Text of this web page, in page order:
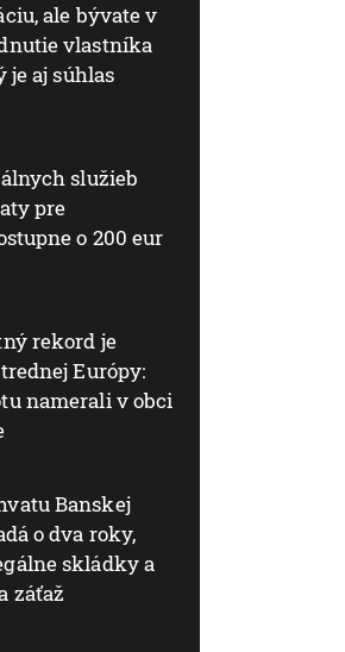
ale bývate v
vlastníka
je aj súhlas
služieb
pre
o 200 eur
rekord je
Európy:
namerali v obci
Banskej
o dva roky,
skládky a
záťaž